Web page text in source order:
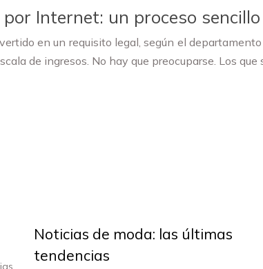
Internet: un proceso
en un requisito legal, según el
de ingresos. No hay que preocuparse. Los
Noticias de moda: las últimas
tendencias